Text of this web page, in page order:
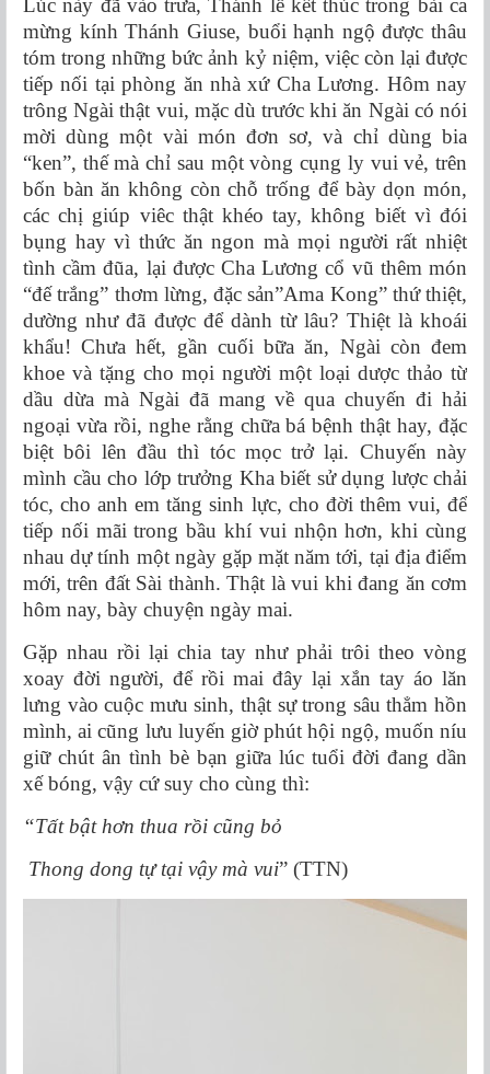
Lúc này đã vào trưa, Thánh lễ kết thúc trong bài ca
mừng kính Thánh Giuse, buổi hạnh ngộ được thâu
tóm trong những bức ảnh kỷ niệm, việc còn lại được
tiếp nối tại phòng ăn nhà xứ Cha Lương. Hôm nay
trông Ngài thật vui, mặc dù trước khi ăn Ngài có nói
mời dùng một vài món đơn sơ, và chỉ dùng bia
“ken”, thế mà chỉ sau một vòng cụng ly vui vẻ, trên
bốn bàn ăn không còn chỗ trống để bày dọn món,
các chị giúp viêc thật khéo tay, không biết vì đói
bụng hay vì thức ăn ngon mà mọi người rất nhiệt
tình cầm đũa, lại được Cha Lương cổ vũ thêm món
“đế trắng” thơm lừng, đặc sản”Ama Kong” thứ thiệt,
dường như đã được để dành từ lâu? Thiệt là khoái
khẩu! Chưa hết, gần cuối bữa ăn, Ngài còn đem
khoe và tặng cho mọi người một loại dược thảo từ
dầu dừa mà Ngài đã mang về qua chuyến đi hải
ngoại vừa rồi, nghe rằng chữa bá bệnh thật hay, đặc
biệt bôi lên đầu thì tóc mọc trở lại. Chuyến này
mình cầu cho lớp trưởng Kha biết sử dụng lược chải
tóc, cho anh em tăng sinh lực, cho đời thêm vui, để
tiếp nối mãi trong bầu khí vui nhộn hơn, khi cùng
nhau dự tính một ngày gặp mặt năm tới, tại địa điểm
mới, trên đất Sài thành. Thật là vui khi đang ăn cơm
hôm nay, bày chuyện ngày mai.
Gặp nhau rồi lại chia tay như phải trôi theo vòng
xoay đời người, để rồi mai đây lại xắn tay áo lăn
lưng vào cuộc mưu sinh, thật sự trong sâu thẳm hồn
mình, ai cũng lưu luyến giờ phút hội ngộ, muốn níu
giữ chút ân tình bè bạn giữa lúc tuổi đời đang dần
xế bóng, vậy cứ suy cho cùng thì:
“Tất bật hơn thua rồi cũng bỏ
Thong dong tự tại vậy mà vui” (TTN)